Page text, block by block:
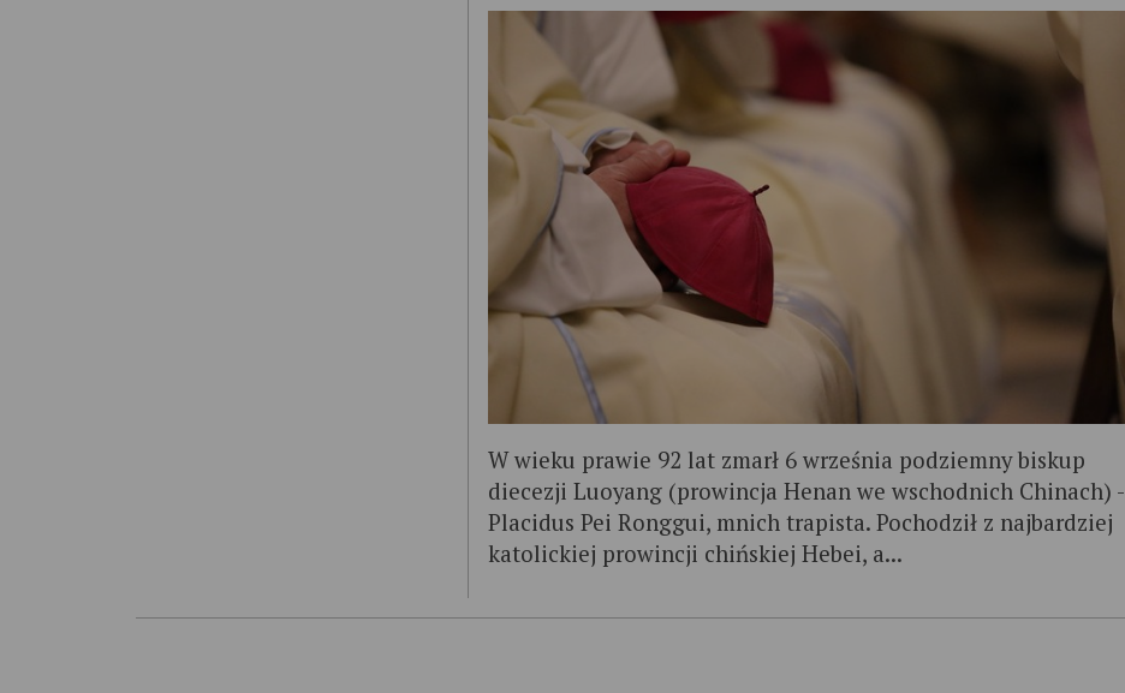
W wieku prawie 92 lat zmarł 6 września podziemny biskup
diecezji Luoyang (prowincja Henan we wschodnich Chinach) -
Placidus Pei Ronggui, mnich trapista. Pochodził z najbardziej
katolickiej prowincji chińskiej Hebei, a...